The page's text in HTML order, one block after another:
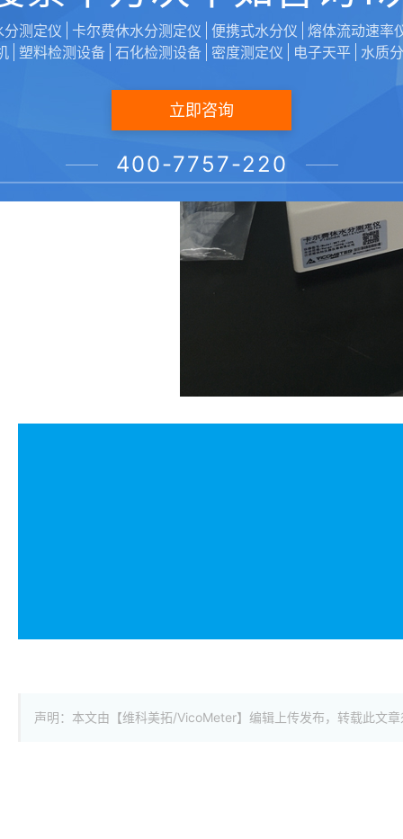
声明：本文由【维科美拓/VicoMeter】编辑上传发布，转载此文
分测定仪 卡尔费休水分测定仪 便携式水分仪 熔体流动速率
塑料检测设备 石化检测设备 密度测定仪 电子天平 水质
立即咨询
400-7757-220